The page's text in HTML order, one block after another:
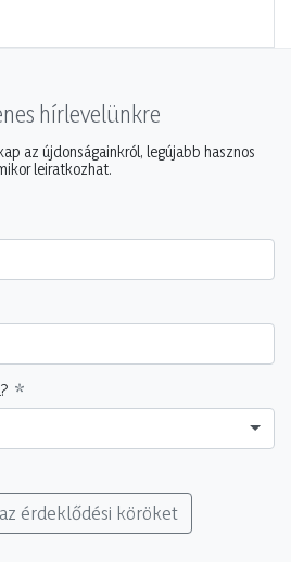
hírlevelünkre
az újdonságainkról, legújabb hasznos
leiratkozhat.
érdeklődési köröket